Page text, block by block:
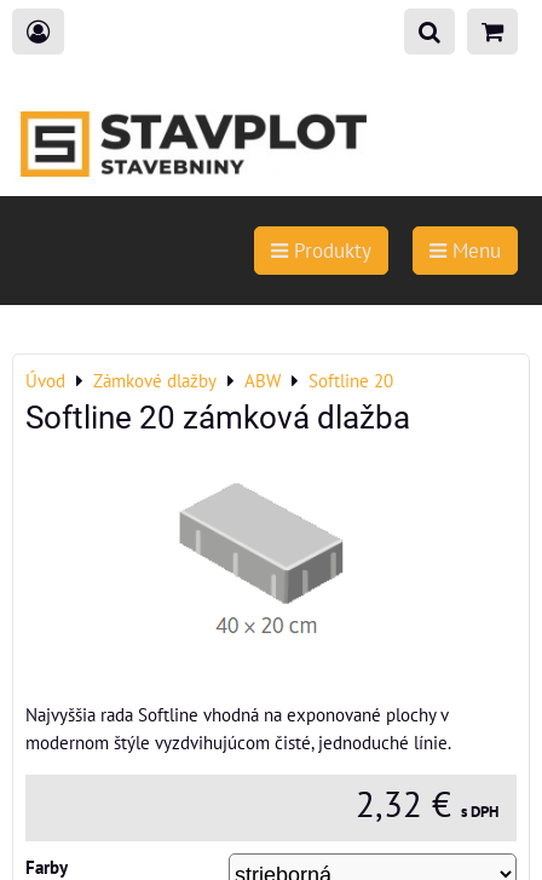
Produkty Menu
Úvod Zámkové dlažby ABW Softline 20
Softline 20 zámková dlažba
Najvyššia rada Softline vhodná na exponované plochy v
modernom štýle vyzdvihujúcom čisté, jednoduché línie.
2,32 € s DPH
Farby